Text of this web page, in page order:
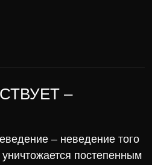
–
– неведение того
постепенным